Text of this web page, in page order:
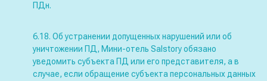
ПДн.
6.18. Об устранении допущенных нарушений или об
уничтожении ПД, Мини-отель Salstory обязано
уведомить субъекта ПД или его представителя, а в
случае, если обращение субъекта персональных данных